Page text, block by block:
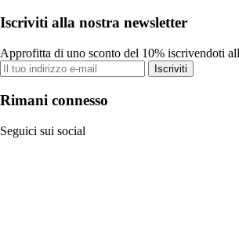
Iscriviti alla nostra newsletter
Approfitta di uno sconto del 10% iscrivendoti
Iscriviti
Rimani connesso
Seguici sui social